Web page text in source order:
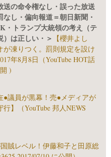
の命令権なし・誤った放送
し・偏向報道＝朝日新聞・
・トランプ大統領の考え（テ
は正しい・＞ 【櫻井よし
が凍りつく。罰則規定を設け
年8月8日（YouTube HOT話
)
●議員が黒幕！売●メディアが
】（YouTube 邦人NEWS
賊レベル！伊藤和子と田原総